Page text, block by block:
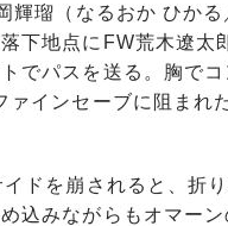
瑠（なるおか ひか
下地点にFW荒木遼
でパスを送る。胸で
ァインセーブに阻ま
ドを崩されると、折
込みながらもオマー